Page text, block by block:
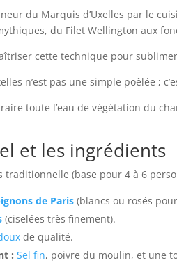
du Marquis d’Uxelles par le
du Filet Wellington aux
cette technique pour sublimer
n’est pas une simple poêlée ;
toute l’eau de végétation du
et les ingrédients
traditionnelle (base pour 4 à 6
de Paris (blancs ou rosés
(ciselées très finement).
de qualité.
: Sel fin, poivre du moulin, et une